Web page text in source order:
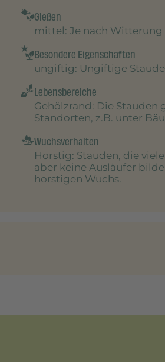
Gießen
mittel : Je nach
Besondere Eigenschaften
ungiftig: Ungiftige
Lebensbereiche
Gehölzrand: Die Stauden
Standorten, z.B. unter
Wuchsverhalten
Horstig: Stauden, die
aber keine Ausläufer
horstigen Wuchs.